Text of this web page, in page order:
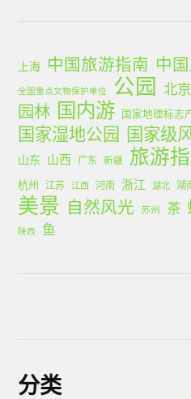
上海 中国旅游指南 中
全国重点文物保护单位 公园 北京
园林 国内游 国家地理标志
国家湿地公园 国家级
山东 山西 广东 新疆 旅游
杭州 江苏 江西 河南 浙江 湖北 湖
美景 自然风光 苏州 茶
陕西 鱼
分类